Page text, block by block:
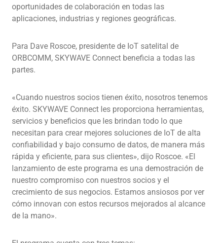
oportunidades de colaboración en todas las
aplicaciones, industrias y regiones geográficas.
Para Dave Roscoe, presidente de IoT satelital de
ORBCOMM, SKYWAVE Connect beneficia a todas las
partes.
«Cuando nuestros socios tienen éxito, nosotros tenemos
éxito. SKYWAVE Connect les proporciona herramientas,
servicios y beneficios que les brindan todo lo que
necesitan para crear mejores soluciones de IoT de alta
confiabilidad y bajo consumo de datos, de manera más
rápida y eficiente, para sus clientes», dijo Roscoe. «El
lanzamiento de este programa es una demostración de
nuestro compromiso con nuestros socios y el
crecimiento de sus negocios. Estamos ansiosos por ver
cómo innovan con estos recursos mejorados al alcance
de la mano».